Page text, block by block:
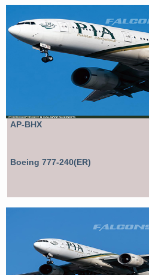
AP-BHX
Boeing 777-240(ER)